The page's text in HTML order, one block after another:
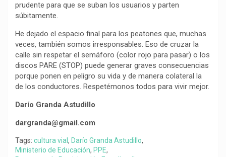
prudente para que se suban los usuarios y parten
súbitamente.
He dejado el espacio final para los peatones que, muchas
veces, también somos irresponsables. Eso de cruzar la
calle sin respetar el semáforo (color rojo para pasar) o los
discos PARE (STOP) puede generar graves consecuencias
porque ponen en peligro su vida y de manera colateral la
de los conductores. Respetémonos todos para vivir mejor.
Darío Granda Astudillo
dargranda@gmail.com
Tags: cultura vial , Darío Granda Astudillo,
Ministerio de Educación, PPE,